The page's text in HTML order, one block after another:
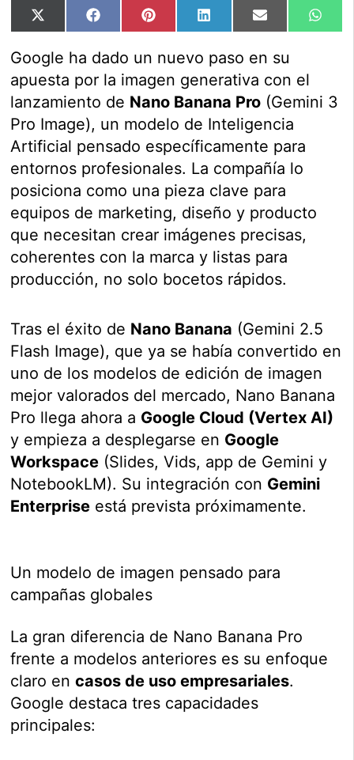
Compartir
en
X
(Twitter)
Compartir
en
FacebookCompartir
en
PinterestCompartir
en
LinkedInCompartir
en
Email
en
Google ha dado un nuevo paso en su
apuesta por la imagen generativa con el
lanzamiento de Nano Banana Pro (Gemini 3
Pro Image), un modelo de Inteligencia
Artificial pensado específicamente para
entornos profesionales. La compañía lo
posiciona como una pieza clave para
equipos de marketing, diseño y producto
que necesitan crear imágenes precisas,
coherentes con la marca y listas para
producción, no solo bocetos rápidos.
Tras el éxito de Nano Banana (Gemini 2.5
Flash Image), que ya se había convertido en
uno de los modelos de edición de imagen
mejor valorados del mercado, Nano Banana
Pro llega ahora a Google Cloud (Vertex AI)
y empieza a desplegarse en Google
Workspace (Slides, Vids, app de Gemini y
NotebookLM). Su integración con Gemini
Enterprise está prevista próximamente.
Un modelo de imagen pensado para
campañas globales
La gran diferencia de Nano Banana Pro
frente a modelos anteriores es su enfoque
claro encasos de uso empresariales.
Google destaca tres capacidades
principales: